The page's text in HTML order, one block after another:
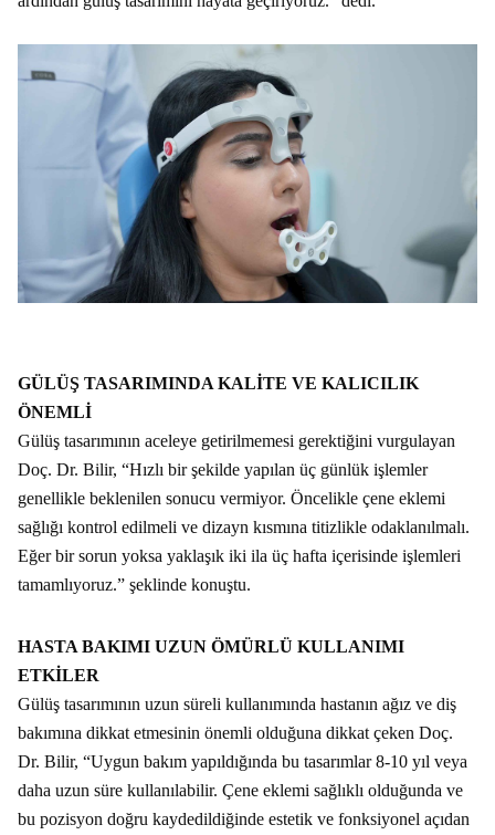
GÜLÜŞ TASARIMINDA KALİTE VE KALICILIK
ÖNEMLİ
Gülüş tasarımının aceleye getirilmemesi gerektiğini vurgulayan
Doç. Dr. Bilir, “Hızlı bir şekilde yapılan üç günlük işlemler
genellikle beklenilen sonucu vermiyor. Öncelikle çene eklemi
sağlığı kontrol edilmeli ve dizayn kısmına titizlikle odaklanılmalı.
Eğer bir sorun yoksa yaklaşık iki ila üç hafta içerisinde işlemleri
tamamlıyoruz.” şeklinde konuştu.
HASTA BAKIMI UZUN ÖMÜRLÜ KULLANIMI
ETKİLER
Gülüş tasarımının uzun süreli kullanımında hastanın ağız ve diş
bakımına dikkat etmesinin önemli olduğuna dikkat çeken Doç.
Dr. Bilir, “Uygun bakım yapıldığında bu tasarımlar 8-10 yıl veya
daha uzun süre kullanılabilir. Çene eklemi sağlıklı olduğunda ve
bu pozisyon doğru kaydedildiğinde estetik ve fonksiyonel açıdan